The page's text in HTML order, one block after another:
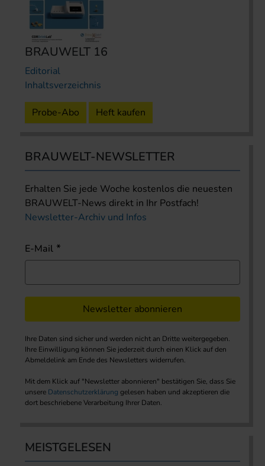
BRAUWELT 16
Editorial
Inhaltsverzeichnis
Probe-Abo Heft kaufen
BRAUWELT-NEWSLETTER
Erhalten Sie jede Woche kostenlos die neuesten
BRAUWELT-News direkt in Ihr Postfach!
Newsletter-Archiv und Infos
E-Mail
Newsletter abonnieren
Ihre Daten sind sicher und werden nicht an Dritte weitergegeben.
Ihre Einwilligung können Sie jederzeit durch einen Klick auf den
Abmeldelink am Ende des Newsletters widerrufen.
Mit dem Klick auf "Newsletter abonnieren" bestätigen Sie, dass Sie
unsere Datenschutzerklärung gelesen haben und akzeptieren die
dort beschriebene Verarbeitung Ihrer Daten.
MEISTGELESEN